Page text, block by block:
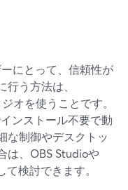
にとって、信頼性が
う方法は、
オを使うことです。
ンストール不要で動
な制御やデスクトッ
は、OBS Studioや
検討できます。